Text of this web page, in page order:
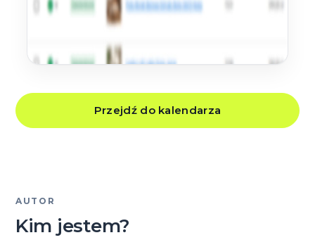
Przejdź do kalendarza
AUTOR
Kim jestem?